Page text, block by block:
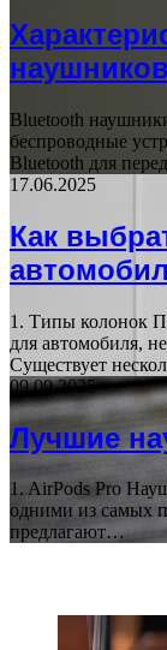
наушников
Bluetooth
беспроводные
Bluetooth для
17.06.2025
Как
1. Типы колонок
для автомобиля,
Существует
09.09.2025
Лучшие
1. AirPods Pro
одними из самых
предлагают…